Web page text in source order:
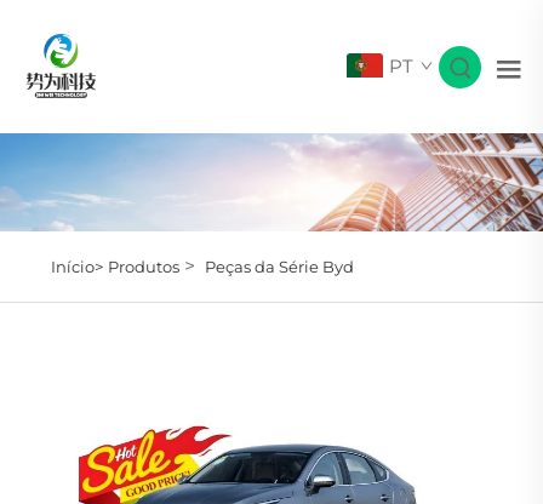
PT
Início> Produtos> Peças da Série Byd